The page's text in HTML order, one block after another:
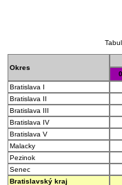
Okres
Bratislava I
Bratislava II
Bratislava III
Bratislava IV
Bratislava V
Malacky
Pezinok
Senec
Bratislavský kraj